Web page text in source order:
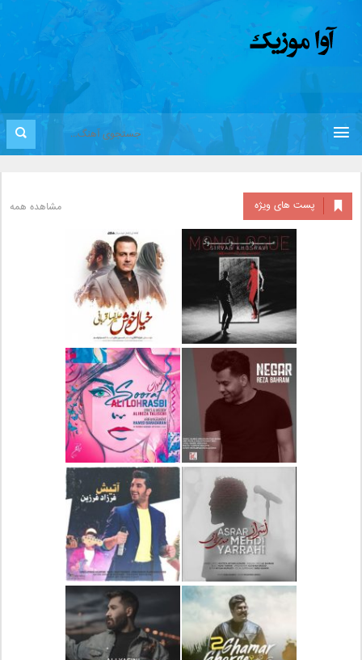
پست های ویژه مشاهده همه
دانلود آلبوم جدید سیروان
خسروی بنام مونولوگ
دانلود آهنگ جدید علیرضا
قربانی بنام خیال خوش
دانلود آهنگ جدید رضا
بهرام بنام نگار
دانلود آهنگ جدید علی
لهراسبی بنام صورت
دانلود آهنگ جدید مهدی
یراحی بنام اسرار
دانلود آهنگ جدید فرزاد
فرزین بنام آتیش